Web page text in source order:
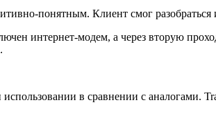
понятным. Клиент смог
интернет-модем, а через вторую
в сравнении с аналогами.